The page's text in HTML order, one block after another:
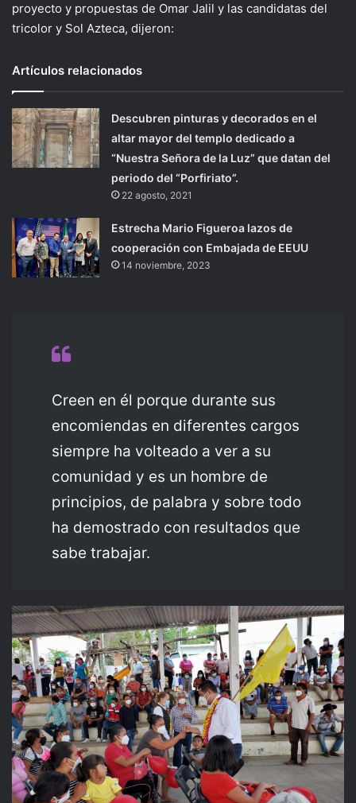
proyecto y propuestas de Omar Jalil y las candidatas del
tricolor y Sol Azteca, dijeron:
Artículos relacionados
Descubren pinturas y decorados en el
altar mayor del templo dedicado a
“Nuestra Señora de la Luz” que datan del
periodo del “Porfiriato”.
22 agosto, 2021
Estrecha Mario Figueroa lazos de
cooperación con Embajada de EEUU
14 noviembre, 2023
Creen en él porque durante sus
encomiendas en diferentes cargos
siempre ha volteado a ver a su
comunidad y es un hombre de
principios, de palabra y sobre todo
ha demostrado con resultados que
sabe trabajar.